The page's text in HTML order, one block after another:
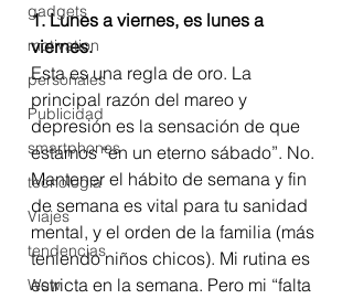
gadgets
motivation
personales
Publicidad
smartphones
tecnología
Viajes
tendencias
Wow
1. Lunes a viernes, es lunes a
viernes.
Esta es una regla de oro. La
principal razón del mareo y
depresión es la sensación de que
estamos “en un eterno sábado”. No.
Mantener el hábito de semana y fin
de semana es vital para tu sanidad
mental, y el orden de la familia (más
teniendo niños chicos). Mi rutina es
estricta en la semana. Pero mi “falta